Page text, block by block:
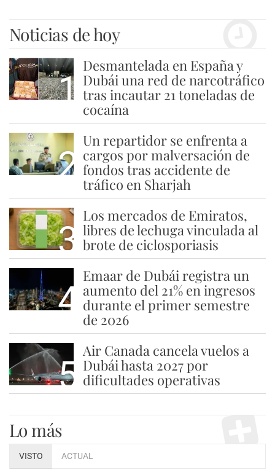
Noticias de hoy
1
Desmantelada en España y
Dubái una red de narcotráfico
tras incautar 21 toneladas de
cocaína
2
Un repartidor se enfrenta a
cargos por malversación de
fondos tras accidente de
tráfico en Sharjah
3
Los mercados de Emiratos,
libres de lechuga vinculada al
brote de ciclosporiasis
4
Emaar de Dubái registra un
aumento del 21% en ingresos
durante el primer semestre
de 2026
5
Air Canada cancela vuelos a
Dubái hasta 2027 por
dificultades operativas
Lo más
VISTO ACTUAL